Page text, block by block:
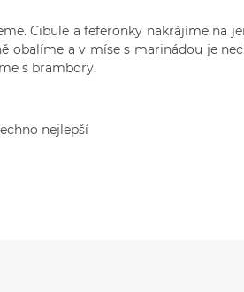
Cibule a feferonky nakrájíme na
obalíme a v míse s marinádou je
s brambory.
nejlepší